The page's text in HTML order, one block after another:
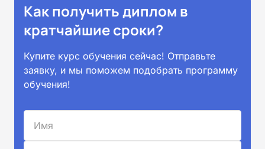
Как получить диплом в
кратчайшие сроки?
Купите курс обучения сейчас! Отправьте
заявку, и мы поможем подобрать программу
обучения!